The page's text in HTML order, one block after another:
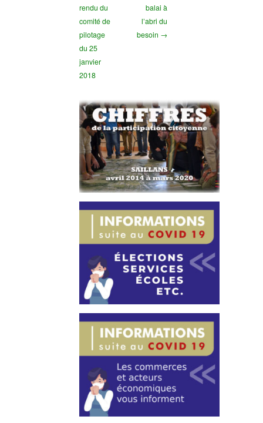
rendu du
comité de
pilotage
du 25
janvier
2018
balai à
l’abri du
besoin →